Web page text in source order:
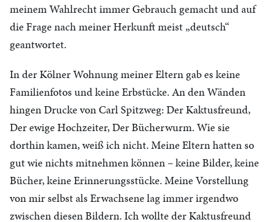
meinem Wahlrecht immer Gebrauch gemacht und auf
die Frage nach meiner Herkunft meist „deutsch“
geantwortet.
In der Kölner Wohnung meiner Eltern gab es keine
Familienfotos und keine Erbstücke. An den Wänden
hingen Drucke von Carl Spitzweg: Der Kaktusfreund,
Der ewige Hochzeiter, Der Bücherwurm. Wie sie
dorthin kamen, weiß ich nicht. Meine Eltern hatten so
gut wie nichts mitnehmen können – keine Bilder, keine
Bücher, keine Erinnerungsstücke. Meine Vorstellung
von mir selbst als Erwachsene lag immer irgendwo
zwischen diesen Bildern. Ich wollte der Kaktusfreund